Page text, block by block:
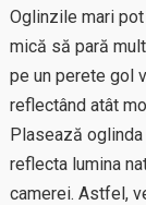
Oglinzile mari
mică să pară
pe un perete gol
reflectând atât
Plasează
reflecta lumina
camerei. Astfel,